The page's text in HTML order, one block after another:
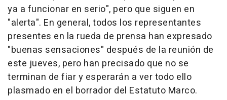
ya a funcionar en serio", pero que siguen en
"alerta". En general, todos los representantes
presentes en la rueda de prensa han expresado
"buenas sensaciones" después de la reunión de
este jueves, pero han precisado que no se
terminan de fiar y esperarán a ver todo ello
plasmado en el borrador del Estatuto Marco.